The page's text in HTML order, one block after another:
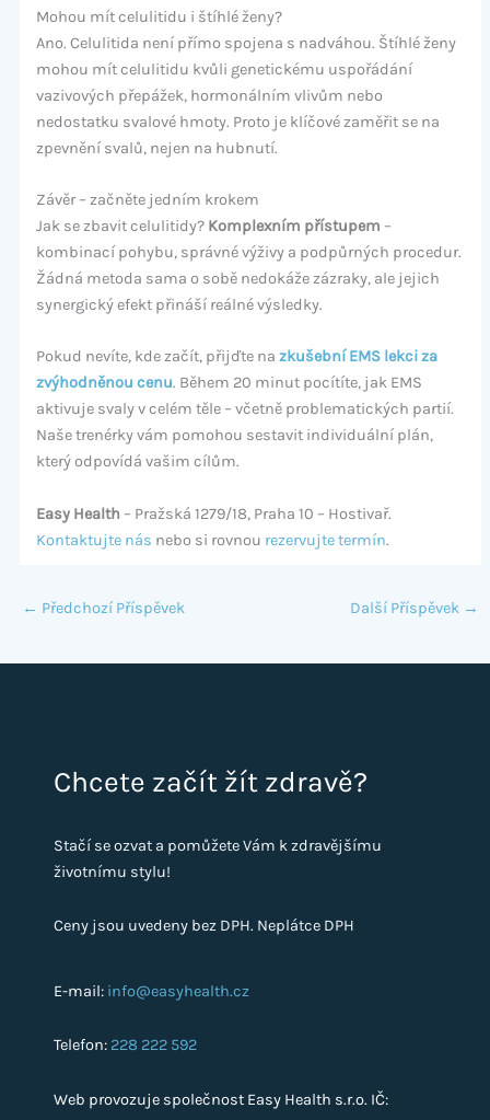
Mohou mít celulitidu i štíhlé ženy?
Ano. Celulitida není přímo spojena s nadváhou. Štíhlé ženy
mohou mít celulitidu kvůli genetickému uspořádání
vazivových přepážek, hormonálním vlivům nebo
nedostatku svalové hmoty. Proto je klíčové zaměřit se na
zpevnění svalů, nejen na hubnutí.
Závěr – začněte jedním krokem
Jak se zbavit celulitidy? Komplexním přístupem –
kombinací pohybu, správné výživy a podpůrných procedur.
Žádná metoda sama o sobě nedokáže zázraky, ale jejich
synergický efekt přináší reálné výsledky.
Pokud nevíte, kde začít, přijďte na zkušební EMS lekci za
zvýhodněnou cenu. Během 20 minut pocítíte, jak EMS
aktivuje svaly v celém těle – včetně problematických partií.
Naše trenérky vám pomohou sestavit individuální plán,
který odpovídá vašim cílům.
Easy Health – Pražská 1279/18, Praha 10 – Hostivař.
Kontaktujte nás nebo si rovnou rezervujte termín.
← Předchozí Příspěvek Další Příspěvek →
Chcete začít žít zdravě?
Stačí se ozvat a pomůžete Vám k zdravějšímu
životnímu stylu!
Ceny jsou uvedeny bez DPH. Neplátce DPH
E-mail: info@easyhealth.cz
Telefon: 228 222 592
Web provozuje společnost Easy Health s.r.o. IČ: